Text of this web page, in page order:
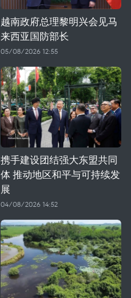
越南政府总理黎明兴会见马
来西亚国防部长
05/08/2026 12:55
携手建设团结强大东盟共同
体 推动地区和平与可持续发
展
04/08/2026 14:52